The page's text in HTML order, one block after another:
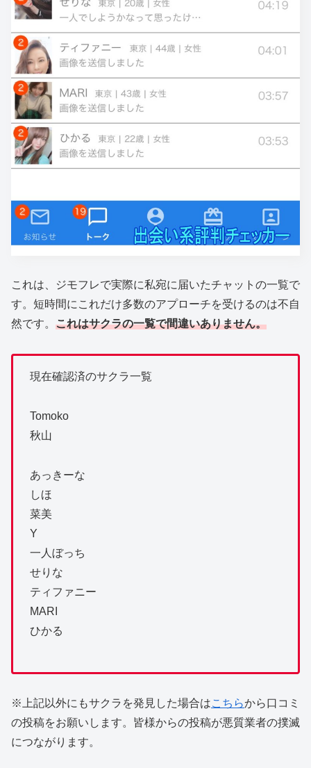
これは、ジモフレで実際に私宛に届いたチャットの一覧で
す。短時間にこれだけ多数のアプローチを受けるのは不自
然です。 これはサクラの一覧で間違いありません。
現在確認済のサクラ一覧
Tomoko
秋山
あっきーな
しほ
菜美
Y
一人ぼっち
せりな
ティファニー
MARI
ひかる
※上記以外にもサクラを発見した場合はこちらから口コミ
の投稿をお願いします。皆様からの投稿が悪質業者の撲滅
につながります。